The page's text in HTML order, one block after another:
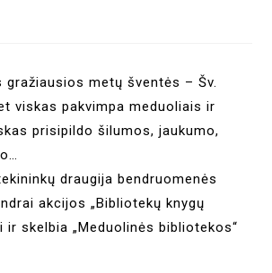
gražiausios metų šventės – Šv.
viskas pakvimpa meduoliais ir
prisipildo šilumos, jaukumo,
draugija bendruomenės
akcijos „Bibliotekų knygų
ir skelbia „Meduolinės bibliotekos“